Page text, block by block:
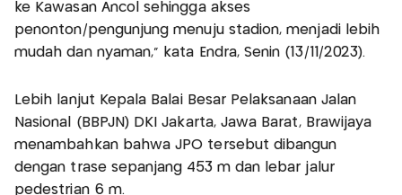
ke Kawasan Ancol sehingga akses
penonton/pengunjung menuju stadion, menjadi lebih
mudah dan nyaman," kata Endra, Senin (13/11/2023).
Lebih lanjut Kepala Balai Besar Pelaksanaan Jalan
Nasional (BBPJN) DKI Jakarta, Jawa Barat, Brawijaya
menambahkan bahwa JPO tersebut dibangun
dengan trase sepanjang 453 m dan lebar jalur
pedestrian 6 m.